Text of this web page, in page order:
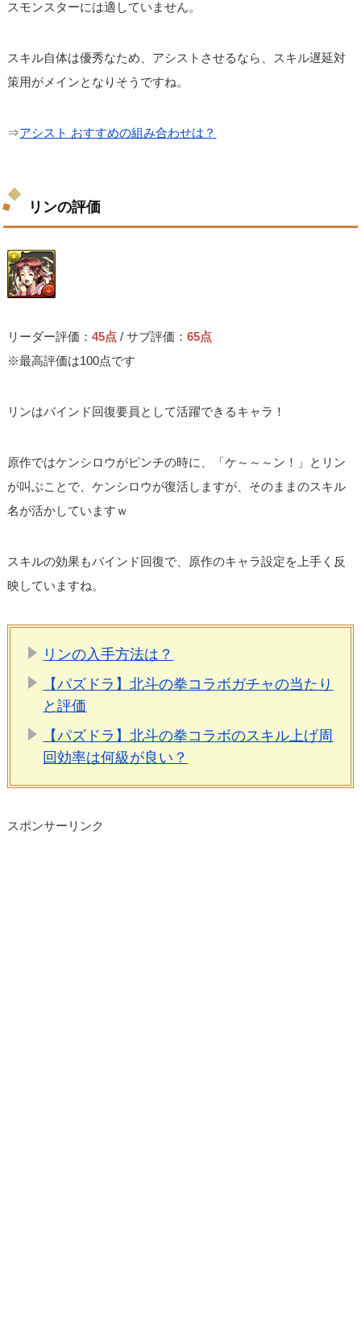
スモンスターには適していません。
スキル自体は優秀なため、アシストさせるなら、スキル遅延対
策用がメインとなりそうですね。
⇒アシスト おすすめの組み合わせは？
リンの評価
リーダー評価：45点 / サブ評価：65点
※最高評価は100点です
リンはバインド回復要員として活躍できるキャラ！
原作ではケンシロウがピンチの時に、「ケ～～～ン！」とリン
が叫ぶことで、ケンシロウが復活しますが、そのままのスキル
名が活かしていますｗ
スキルの効果もバインド回復で、原作のキャラ設定を上手く反
映していますね。
リンの入手方法は？
【パズドラ】北斗の拳コラボガチャの当たり
と評価
【パズドラ】北斗の拳コラボのスキル上げ周
回効率は何級が良い？
スポンサーリンク